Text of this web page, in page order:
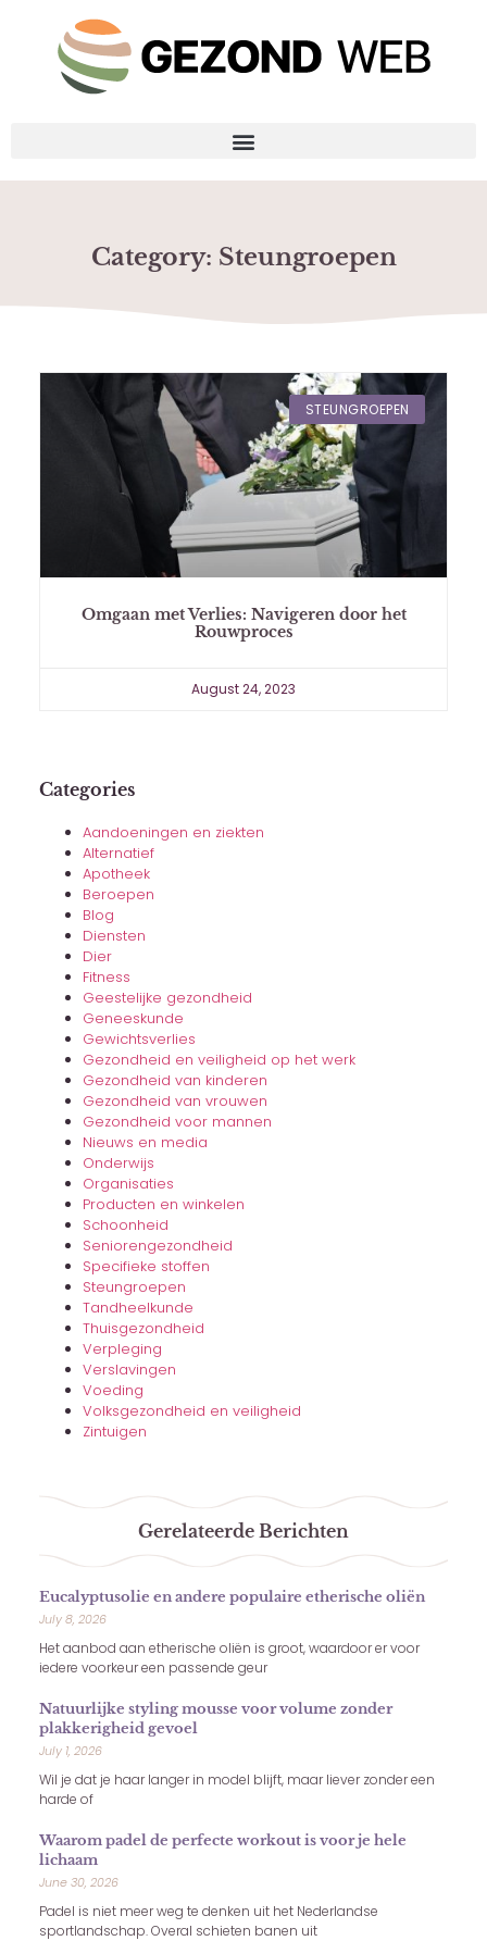
Category: Steungroepen
Categories
Aandoeningen en ziekten
Alternatief
Apotheek
Beroepen
Blog
Diensten
Dier
Fitness
Geestelijke gezondheid
Geneeskunde
Gewichtsverlies
Gezondheid en veiligheid op het werk
Gezondheid van kinderen
Gezondheid van vrouwen
Gezondheid voor mannen
Nieuws en media
Onderwijs
Organisaties
Producten en winkelen
Schoonheid
Seniorengezondheid
Specifieke stoffen
Steungroepen
Tandheelkunde
Thuisgezondheid
Verpleging
Verslavingen
Voeding
Volksgezondheid en veiligheid
Zintuigen
Gerelateerde Berichten
Eucalyptusolie en andere populaire etherische oliën
July 8, 2026
Het aanbod aan etherische oliën is groot, waardoor er voor
iedere voorkeur een passende geur
Natuurlijke styling mousse voor volume zonder
plakkerigheid gevoel
July 1, 2026
Wil je dat je haar langer in model blijft, maar liever zonder een
harde of
Waarom padel de perfecte workout is voor je hele
lichaam
June 30, 2026
Padel is niet meer weg te denken uit het Nederlandse
sportlandschap. Overal schieten banen uit
STEUNGROEPEN
Omgaan met Verlies: Navigeren door het
Rouwproces
August 24, 2023